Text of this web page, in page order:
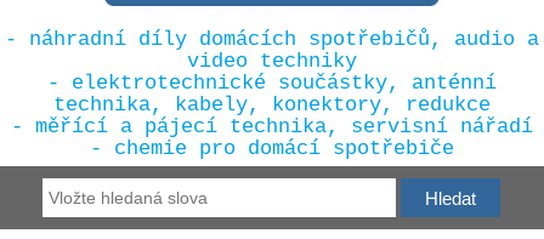
- náhradní díly domácích spotřebičů, audio a
video techniky
- elektrotechnické součástky, anténní
technika, kabely, konektory, redukce
- měřící a pájecí technika, servisní nářadí
- chemie pro domácí spotřebiče